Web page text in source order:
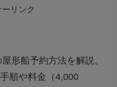
リンク
形船予約方法を解説。
順や料金（4,000